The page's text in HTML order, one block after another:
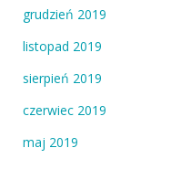
grudzień 2019
listopad 2019
sierpień 2019
czerwiec 2019
maj 2019